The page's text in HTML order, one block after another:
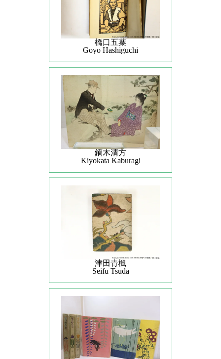
橋口五葉
Goyo Hashiguchi
鏑木清方
Kiyokata Kaburagi
津田青楓
Seifu Tsuda